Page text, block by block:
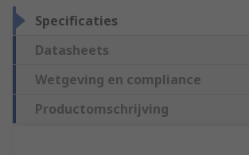
Specificaties
Datasheets
Wetgeving en compliance
Productomschrijving